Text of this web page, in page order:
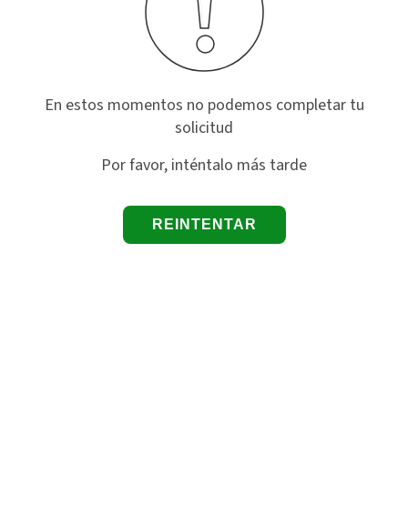
En estos momentos no podemos completar tu
solicitud
Por favor, inténtalo más tarde
REINTENTAR